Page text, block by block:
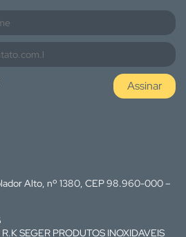
Assinar
Alto, nº 1380, CEP 98.960-000 –
SEGER PRODUTOS INOXIDAVEIS